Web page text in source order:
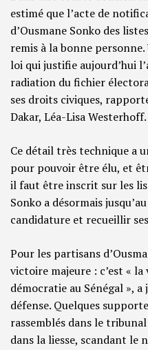
estimé que l’acte de
d’Ousmane Sonko des
remis à la bonne
loi qui justifie aujourd’hui
radiation du fichier
ses droits civiques,
Dakar, Léa-Lisa Westerhoff.
Ce détail très technique a
pour pouvoir être élu, et
il faut être inscrit sur les
Sonko a désormais
candidature et recueillir
Pour les partisans
victoire majeure : c’est «
démocratie au Sénégal »,
défense. Quelques
rassemblés dans le
dans la liesse, scandant le